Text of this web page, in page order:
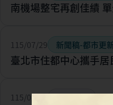
南機場整宅再創佳績
115/07/29 新聞稿-都市更
115/07/28 一般公告